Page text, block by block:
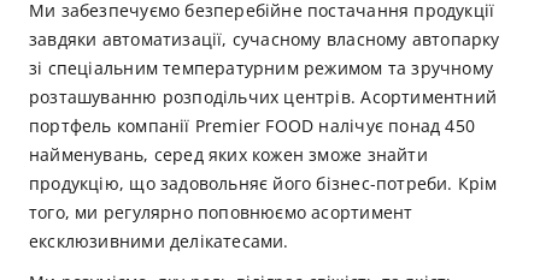
Ми забезпечуємо безперебійне постачання продукції
завдяки автоматизації, сучасному власному автопарку
зі спеціальним температурним режимом та зручному
розташуванню розподільчих центрів. Асортиментний
портфель компанії Premier FOOD налічує понад 450
найменувань, серед яких кожен зможе знайти
продукцію, що задовольняє його бізнес-потреби. Крім
того, ми регулярно поповнюємо асортимент
ексклюзивними делікатесами.